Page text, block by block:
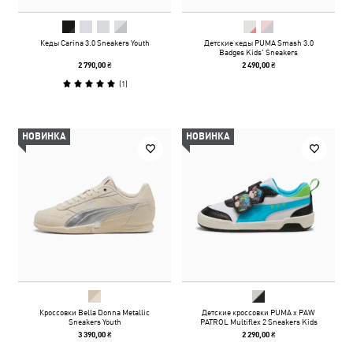
Кеды Carina 3.0 Sneakers Youth
2 790,00 ₴
(1)
Детские кеды PUMA Smash 3.0
Badges Kids' Sneakers
2 490,00 ₴
НОВИНКА
Кроссовки Bella Donna Metallic
Sneakers Youth
3 390,00 ₴
НОВИНКА
Детские кроссовки PUMA x PAW
PATROL Multiflex 2 Sneakers Kids
2 290,00 ₴